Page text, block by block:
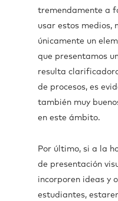
tremendamente a
usar estos medios,
únicamente un
que presentamos
resulta
de procesos, es
también muy
en este ámbito.
Por último, si a la
de presentación
incorporen ideas y
estudiantes,